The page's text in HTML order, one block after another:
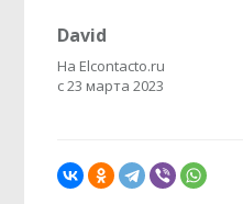
David
На Elcontacto.ru
с 23 марта 2023